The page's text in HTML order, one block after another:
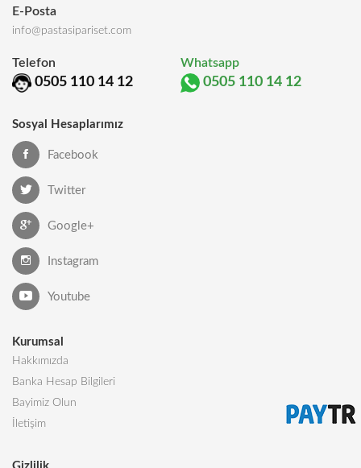
E-Posta
info@pastasipariset.com
Telefon
0505 110 14 12
Whatsapp
0505 110 14 12
Sosyal Hesaplarımız
Facebook
Twitter
Google+
Instagram
Youtube
Kurumsal
Hakkımızda
Banka Hesap Bilgileri
Bayimiz Olun
İletişim